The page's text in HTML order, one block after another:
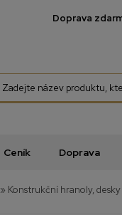
Doprava
Ceník Doprava
» Konstrukční hranoly,